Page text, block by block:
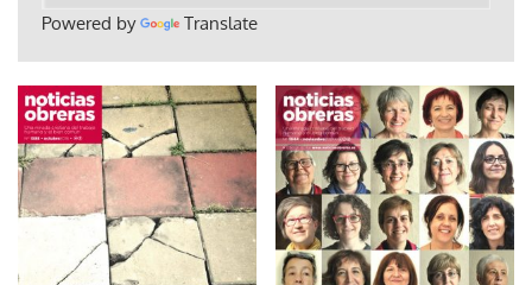
Powered by Translate